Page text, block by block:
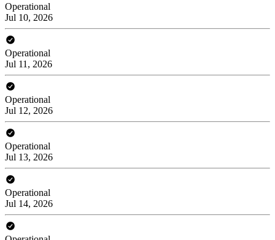
Operational
Jul 10, 2026
Operational
Jul 11, 2026
Operational
Jul 12, 2026
Operational
Jul 13, 2026
Operational
Jul 14, 2026